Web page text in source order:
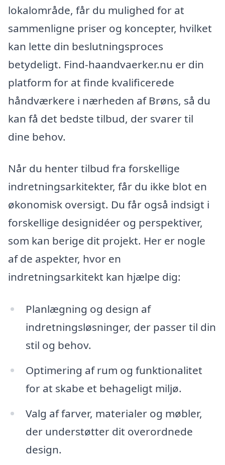
lokalområde, får du mulighed for at
sammenligne priser og koncepter, hvilket
kan lette din beslutningsproces
betydeligt. Find-haandvaerker.nu er din
platform for at finde kvalificerede
håndværkere i nærheden af Brøns, så du
kan få det bedste tilbud, der svarer til
dine behov.
Når du henter tilbud fra forskellige
indretningsarkitekter, får du ikke blot en
økonomisk oversigt. Du får også indsigt i
forskellige designidéer og perspektiver,
som kan berige dit projekt. Her er nogle
af de aspekter, hvor en
indretningsarkitekt kan hjælpe dig:
Planlægning og design af
indretningsløsninger, der passer til din
stil og behov.
Optimering af rum og funktionalitet
for at skabe et behageligt miljø.
Valg af farver, materialer og møbler,
der understøtter dit overordnede
design.